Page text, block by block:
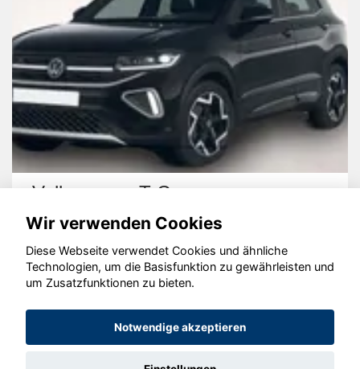
Volkswagen T-Cross
© konjunkturmotor.de GmbH 2020 - 2026
Wir verwenden Cookies
Diese Webseite verwendet Cookies und ähnliche
Technologien, um die Basisfunktion zu gewährleisten und
um Zusatzfunktionen zu bieten.
Notwendige akzeptieren